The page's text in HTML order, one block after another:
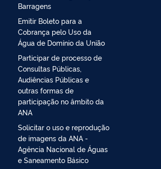
Barragens
Emitir Boleto para a
Cobrança pelo Uso da
Água de Domínio da União
Participar de processo de
Consultas Públicas,
Audiências Públicas e
outras formas de
participação no âmbito da
ANA
Solicitar o uso e reprodução
de imagens da ANA -
Agência Nacional de Águas
e Saneamento Básico